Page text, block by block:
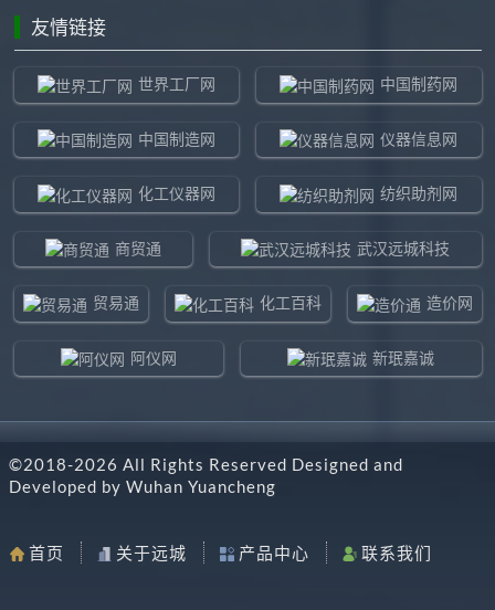
友情链接
世界工厂网 中国制药网
中国制造网 仪器信息网
化工仪器网 纺织助剂网
商贸通 武汉远城科技
贸易通 化工百科 造价网
阿仪网 新珉嘉诚
东北制造网 药智通
©2018-2026 All Rights Reserved Designed and
Developed by Wuhan Yuancheng
首页 关于远城 产品中心 联系我们